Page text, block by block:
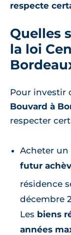
respecte
Quelles
la loi
Pour investir
Bouvard à
respecter
Acheter un
futur
résidence
décembre
Les biens
années